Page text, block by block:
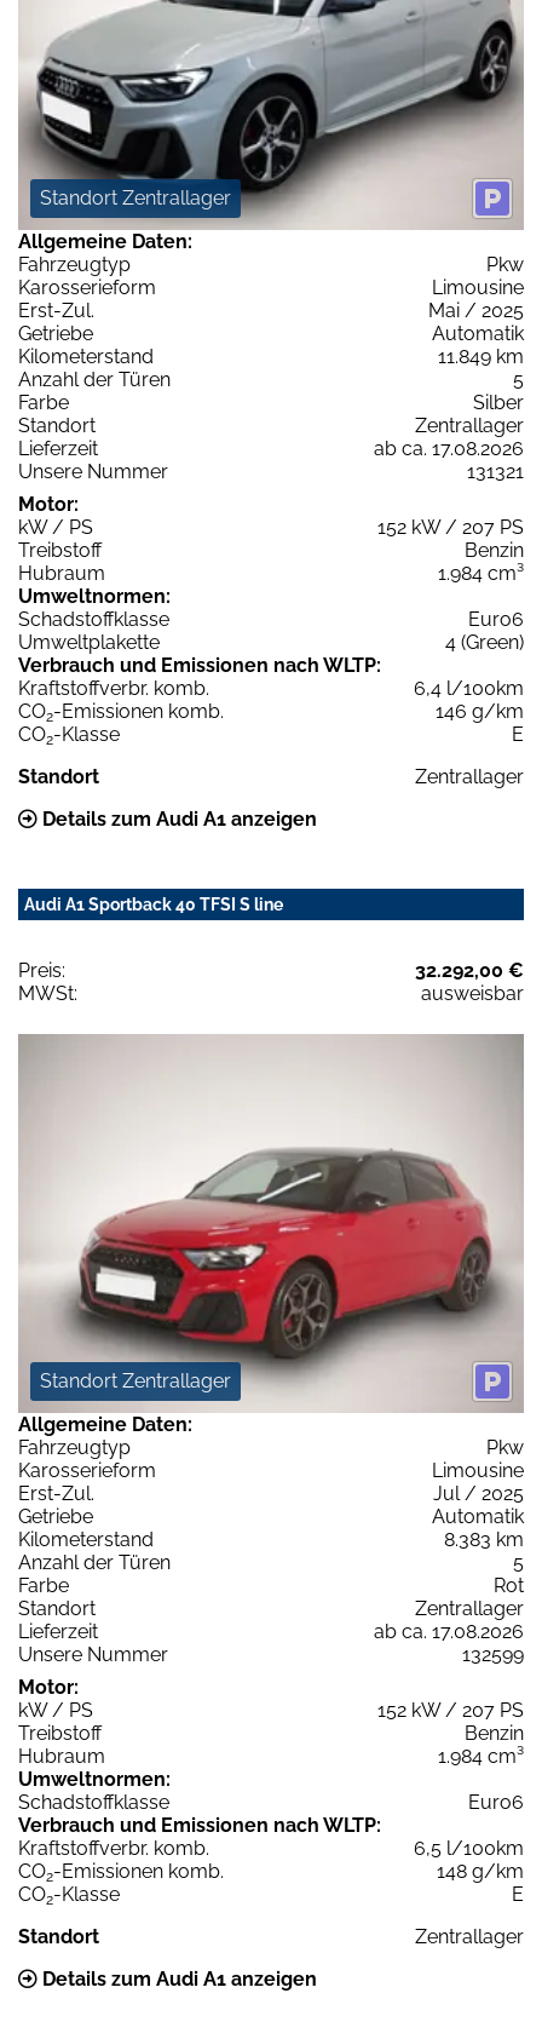
Standort Zentrallager
Allgemeine Daten:
Fahrzeugtyp
Pkw
Karosserieform
Limousine
Erst-Zul.
Mai / 2025
Getriebe
Automatik
Kilometerstand
11.849 km
Anzahl der Türen
5
Farbe
Silber
Standort
Zentrallager
Lieferzeit
ab ca. 17.08.2026
Unsere Nummer
131321
Motor:
kW / PS
152 kW / 207 PS
Treibstoff
Benzin
Hubraum
1.984 cm³
Umweltnormen:
Schadstoffklasse
Euro6
Umweltplakette
4 (Green)
Verbrauch und Emissionen nach WLTP:
Kraftstoffverbr. komb.
6,4 l/100km
CO2-Emissionen komb.
146 g/km
CO2-Klasse
E
Standort
Zentrallager
Details zum Audi A1 anzeigen
Audi A1 Sportback 40 TFSI S line
Preis:
32.292,00 €
MWSt:
ausweisbar
Standort Zentrallager
Allgemeine Daten:
Fahrzeugtyp
Pkw
Karosserieform
Limousine
Erst-Zul.
Jul / 2025
Getriebe
Automatik
Kilometerstand
8.383 km
Anzahl der Türen
5
Farbe
Rot
Standort
Zentrallager
Lieferzeit
ab ca. 17.08.2026
Unsere Nummer
132599
Motor:
kW / PS
152 kW / 207 PS
Treibstoff
Benzin
Hubraum
1.984 cm³
Umweltnormen:
Schadstoffklasse
Euro6
Verbrauch und Emissionen nach WLTP:
Kraftstoffverbr. komb.
6,5 l/100km
CO2-Emissionen komb.
148 g/km
CO2-Klasse
E
Standort
Zentrallager
Details zum Audi A1 anzeigen